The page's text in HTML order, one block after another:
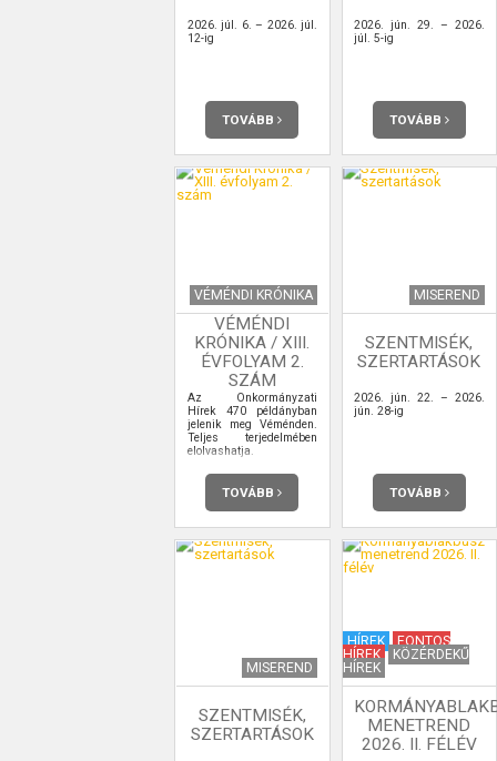
2026. júl. 6. – 2026. júl.
12-ig
TOVÁBB
2026. jún. 29. – 2026.
júl. 5-ig
TOVÁBB
VÉMÉNDI KRÓNIKA
VÉMÉNDI
KRÓNIKA / XIII.
ÉVFOLYAM 2.
SZÁM
Az Önkormányzati
Hírek 470 példányban
jelenik meg Véménden.
Teljes terjedelmében
elolvashatja.
TOVÁBB
MISEREND
SZENTMISÉK,
SZERTARTÁSOK
2026. jún. 22. – 2026.
jún. 28-ig
TOVÁBB
MISEREND
SZENTMISÉK,
SZERTARTÁSOK
HÍREK
FONTOS
HÍREK
KÖZÉRDEKŰ
HÍREK
MENETREND
2026. II. FÉLÉV